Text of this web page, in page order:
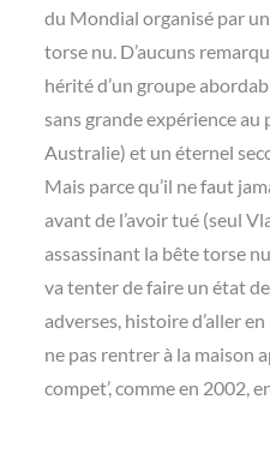
du Mondial organisé par
torse nu. D’aucuns
hérité d’un groupe
sans grande expérience au
Australie) et un éternel
Mais parce qu’il ne faut
avant de l’avoir tué (seul
assassinant la bête torse
va tenter de faire un état
adverses, histoire d’aller
ne pas rentrer à la maison
compet’, comme en 2002,